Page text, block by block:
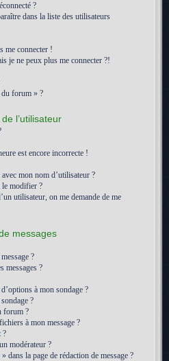
?
dans la liste des utilisateurs
me connecter !
je ne peux plus me connecter ?!
forum » ?
l’utilisateur
est encore incorrecte !
mon nom d’utilisateur ?
le modifier ?
utilisateur, on me demande de me
messages
?
messages ?
à mon sondage ?
?
forum ?
à mon message ?
?
modérateur ?
dans la page de rédaction de message ?